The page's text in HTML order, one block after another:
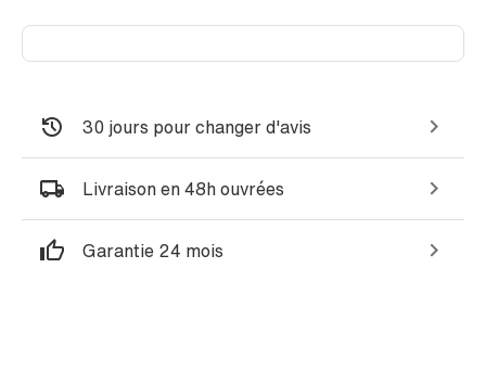
30 jours pour changer d'avis
Livraison en 48h ouvrées
Garantie 24 mois